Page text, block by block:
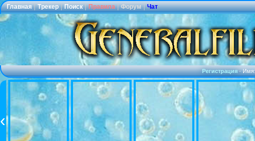
Главная | Трекер | Поиск | Правила | Форум | Чат
Регистрация·